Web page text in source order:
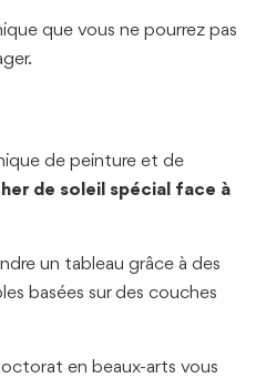
que vous ne pourrez pas
de peinture et de
de soleil spécial face à
un tableau grâce à des
basées sur des couches
en beaux-arts vous